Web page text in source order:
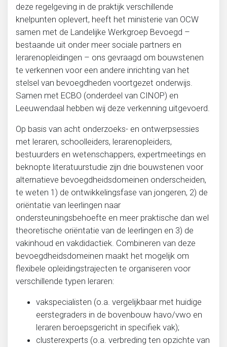
deze regelgeving in de praktijk verschillende
knelpunten oplevert, heeft het ministerie van OCW
samen met de Landelijke Werkgroep Bevoegd –
bestaande uit onder meer sociale partners en
lerarenopleidingen – ons gevraagd om bouwstenen
te verkennen voor een andere inrichting van het
stelsel van bevoegdheden voortgezet onderwijs.
Samen met ECBO (onderdeel van CINOP) en
Leeuwendaal hebben wij deze verkenning uitgevoerd.
Op basis van acht onderzoeks- en ontwerpsessies
met leraren, schoolleiders, lerarenopleiders,
bestuurders en wetenschappers, expertmeetings en
beknopte literatuurstudie zijn drie bouwstenen voor
alternatieve bevoegdheidsdomeinen onderscheiden,
te weten 1) de ontwikkelingsfase van jongeren, 2) de
oriëntatie van leerlingen naar
ondersteuningsbehoefte en meer praktische dan wel
theoretische oriëntatie van de leerlingen en 3) de
vakinhoud en vakdidactiek. Combineren van deze
bevoegdheidsdomeinen maakt het mogelijk om
flexibele opleidingstrajecten te organiseren voor
verschillende typen leraren:
vakspecialisten (o.a. vergelijkbaar met huidige
eerstegraders in de bovenbouw havo/vwo en
leraren beroepsgericht in specifiek vak);
clusterexperts (o.a. verbreding ten opzichte van